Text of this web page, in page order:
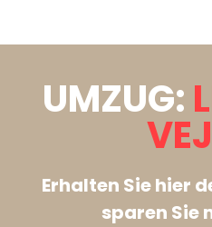
UMZUG:
Erhalten Sie hier
sparen Sie